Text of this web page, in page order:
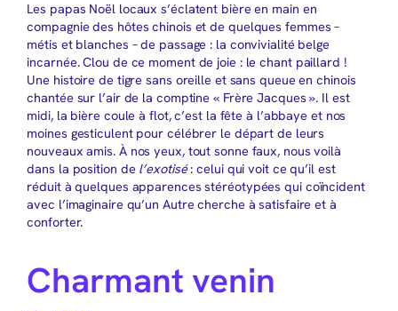
Les papas Noël locaux s’éclatent bière en main en
compagnie des hôtes chinois et de quelques femmes –
métis et blanches – de passage : la convivialité belge
incarnée. Clou de ce moment de joie : le chant paillard !
Une histoire de tigre sans oreille et sans queue en chinois
chantée sur l’air de la comptine « Frère Jacques ». Il est
midi, la bière coule à flot, c’est la fête à l’abbaye et nos
moines gesticulent pour célébrer le départ de leurs
nouveaux amis. À nos yeux, tout sonne faux, nous voilà
dans la position de l’exotisé: celui qui voit ce qu’il est
réduit à quelques apparences stéréotypées qui coïncident
avec l’imaginaire qu’un Autre cherche à satisfaire et à
conforter.
Charmant venin